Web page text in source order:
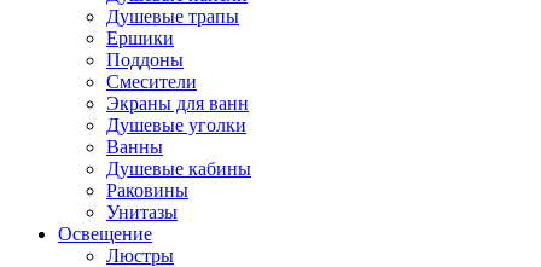
Душевые трапы
Ершики
Поддоны
Смесители
Экраны для ванн
Душевые уголки
Ванны
Душевые кабины
Раковины
Унитазы
Освещение
Люстры